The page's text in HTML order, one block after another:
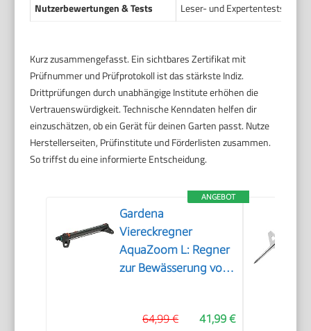
Nutzerbewertungen & Tests
Leser- und Expertentests
Kurz zusammengefasst. Ein sichtbares Zertifikat mit
Prüfnummer und Prüfprotokoll ist das stärkste Indiz.
Drittprüfungen durch unabhängige Institute erhöhen die
Vertrauenswürdigkeit. Technische Kenndaten helfen dir
einzuschätzen, ob ein Gerät für deinen Garten passt. Nutze
Herstellerseiten, Prüfinstitute und Förderlisten zusammen.
So triffst du eine informierte Entscheidung.
ANGEBOT
Gardena
Viereckregner
AquaZoom L: Regner
zur Bewässerung von
m, Sprengweite 4-17
41,99 €
64,99 €